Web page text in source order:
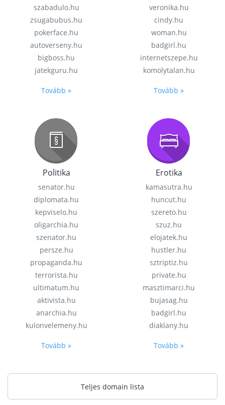
szabadulo.hu
zsugabubus.hu
pokerface.hu
autoverseny.hu
bigboss.hu
jatekguru.hu
Tovább »
veronika.hu
cindy.hu
woman.hu
badgirl.hu
internetszepe.hu
komolytalan.hu
Tovább »
Politika
senator.hu
diplomata.hu
kepviselo.hu
oligarchia.hu
szenator.hu
persze.hu
propaganda.hu
terrorista.hu
ultimatum.hu
aktivista.hu
anarchia.hu
kulonvelemeny.hu
Tovább »
Erotika
kamasutra.hu
huncut.hu
szereto.hu
szuz.hu
elojatek.hu
hustler.hu
sztriptiz.hu
private.hu
masztimarci.hu
bujasag.hu
badgirl.hu
diaklany.hu
Tovább »
Teljes domain lista